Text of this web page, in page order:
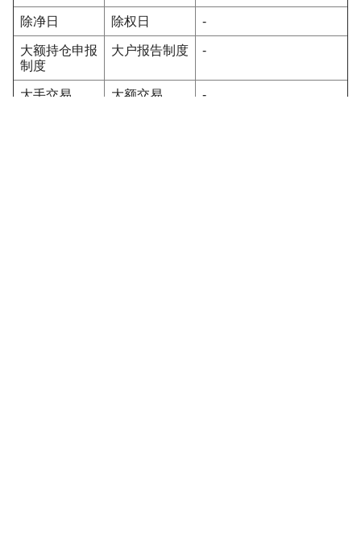
除净日 除权日 -
大额持仓申报
制度
大户报告制度 -
大手交易 大额交易 -